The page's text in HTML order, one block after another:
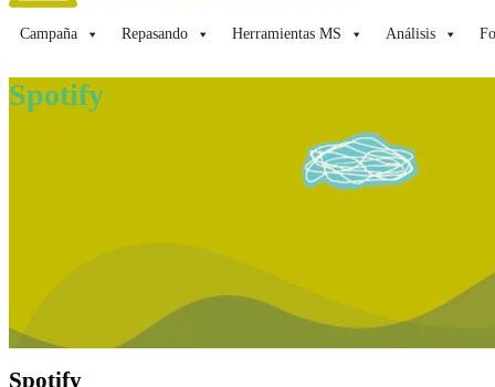
Campaña Repasando Herramientas MS Análisis
Spotify
Spotify